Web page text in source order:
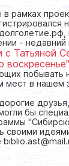
рамках
-
с Татьяной
воскресенье"
побывать
мест в нашем
бы
своими